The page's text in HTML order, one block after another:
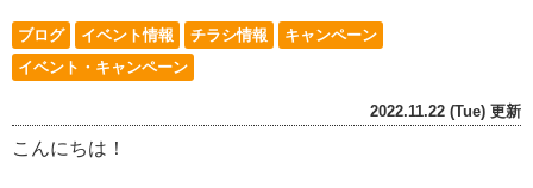
ブログ イベント情報 チラシ情報
キャンペーン
イベント・キャンペーン
2022.11.22 (Tue) 更新
こんにちは！